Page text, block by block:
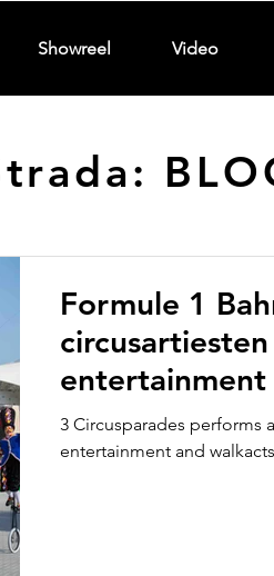
Formule 1
entertainment
Strada
3 Circusparades performs
entertainment and
Showreel Video